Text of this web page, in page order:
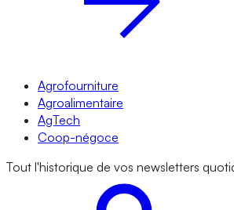
Agrofourniture
Agroalimentaire
AgTech
Coop-négoce
Tout l'historique de vos newsletters